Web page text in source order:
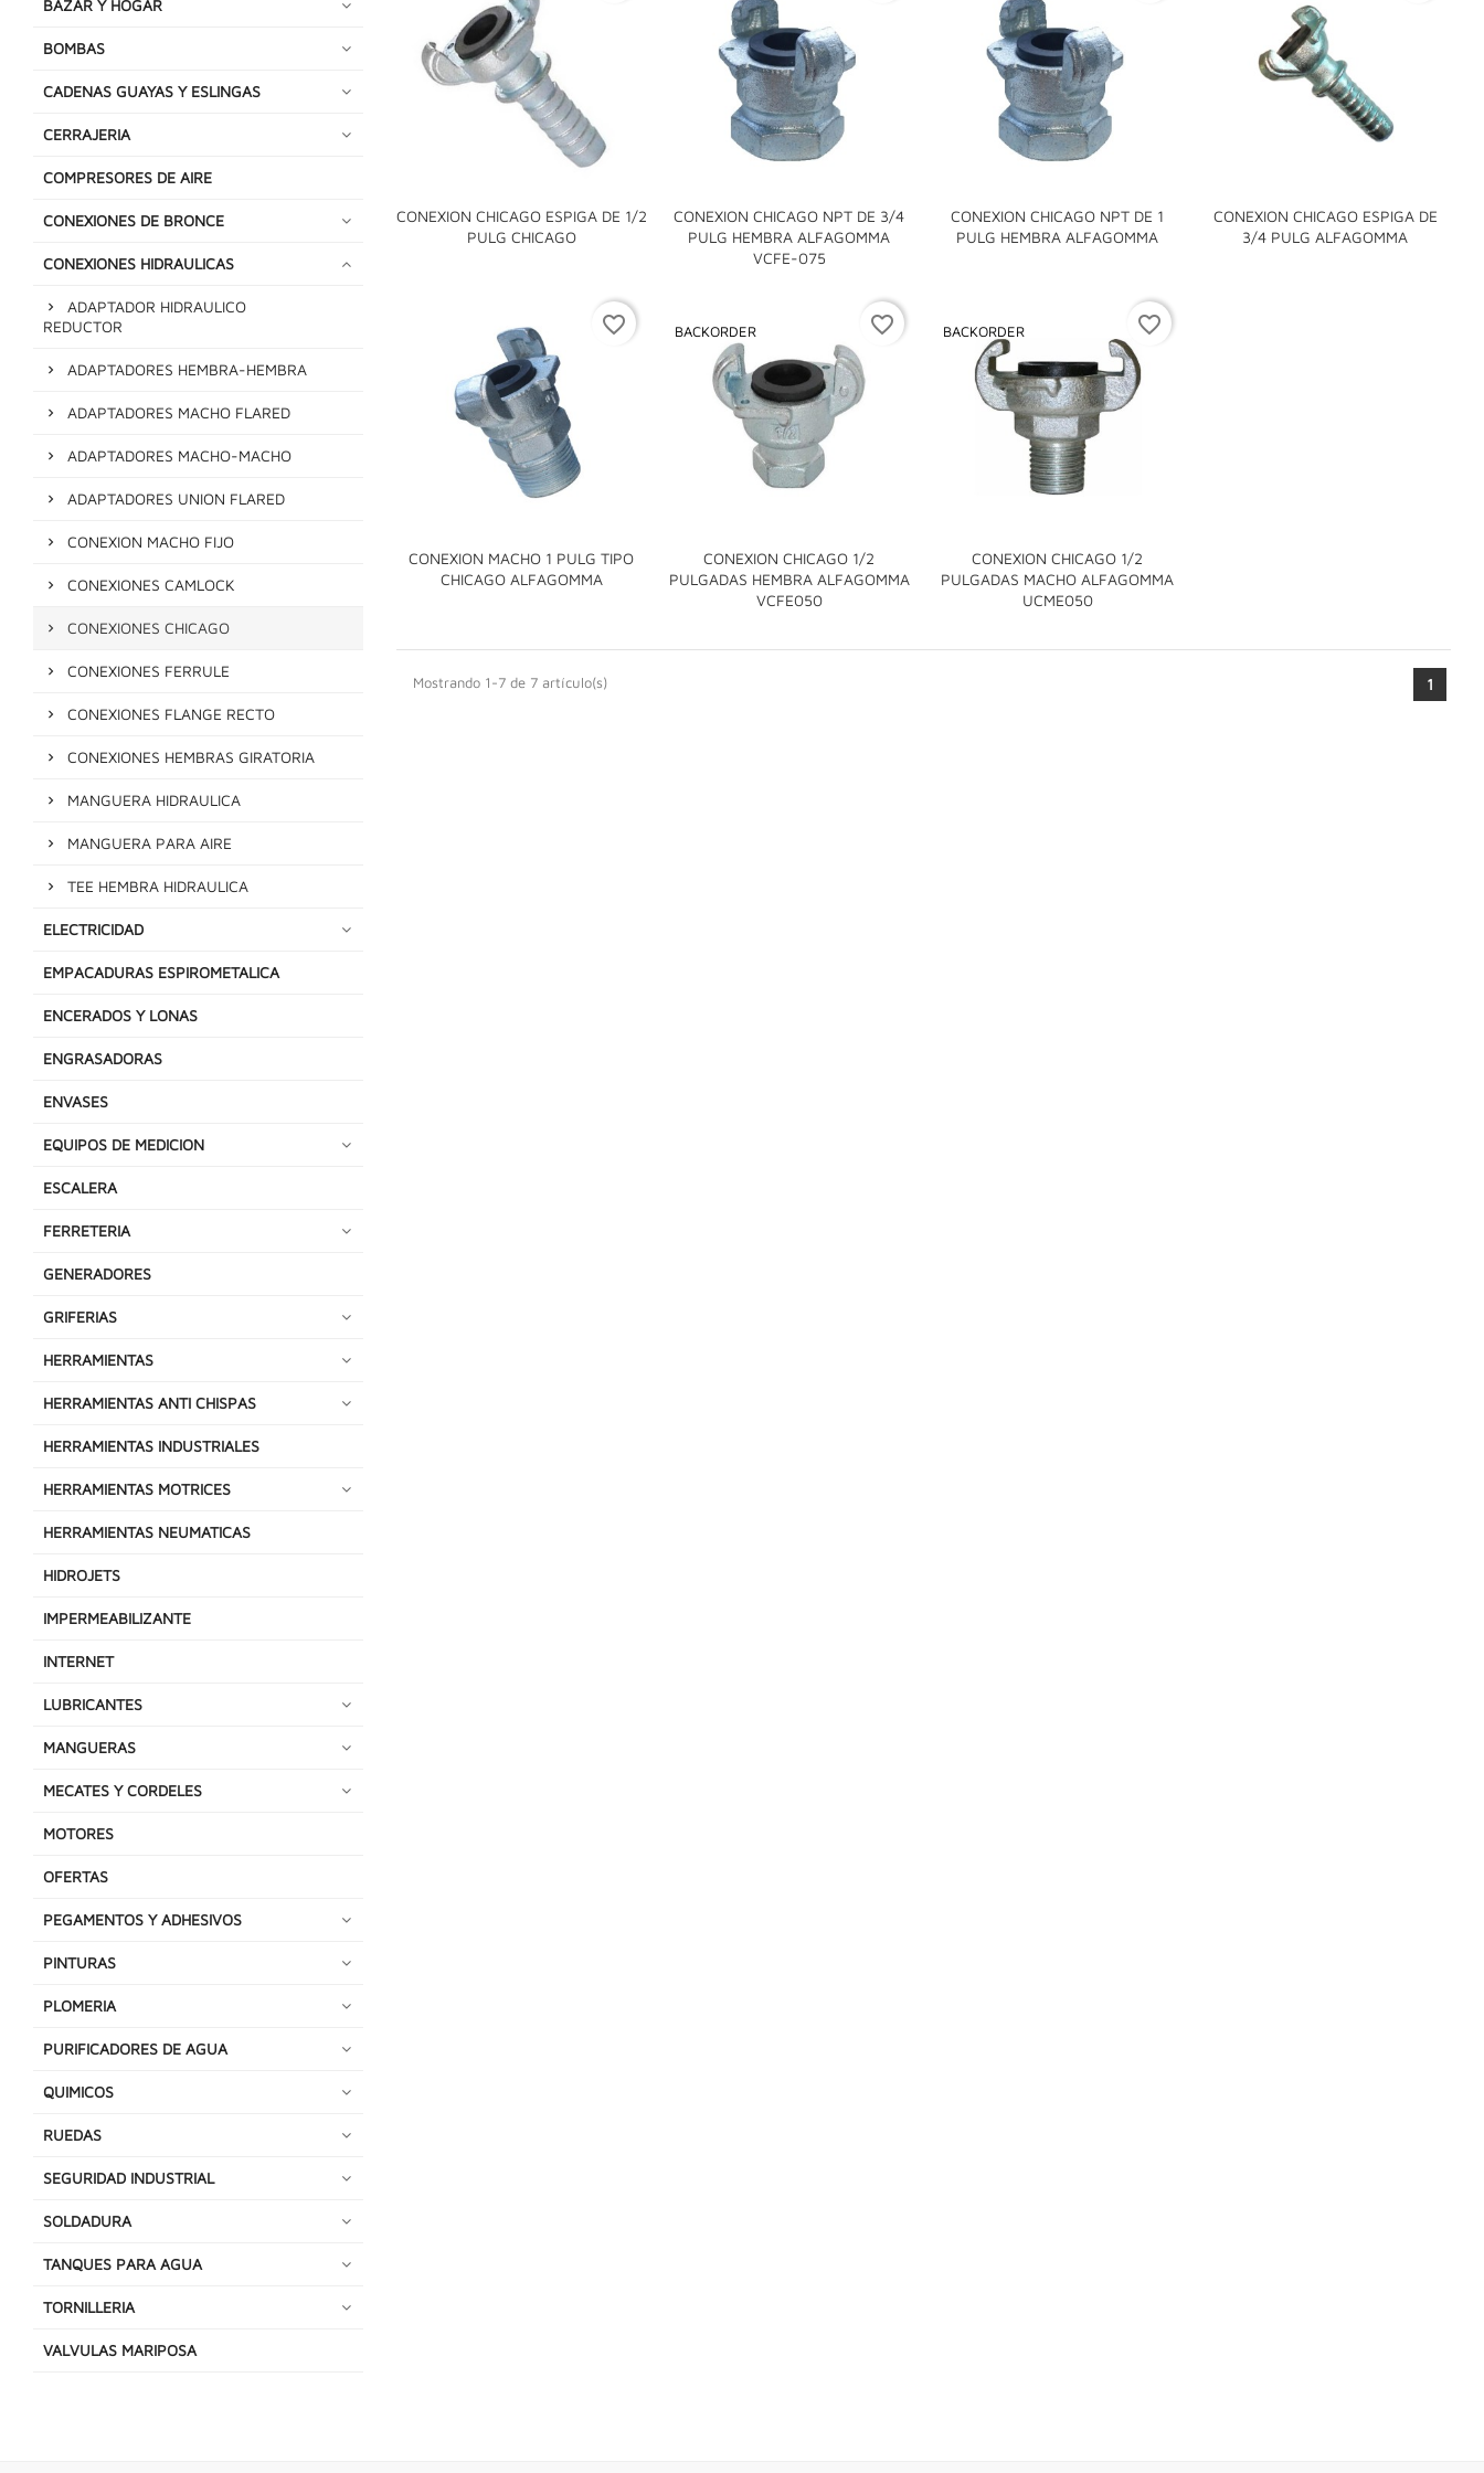
BAZAR Y HOGAR
BOMBAS
CADENAS GUAYAS Y ESLINGAS
CERRAJERIA
COMPRESORES DE AIRE
CONEXIONES DE BRONCE
CONEXIONES HIDRAULICAS
ADAPTADOR HIDRAULICO
REDUCTOR
ADAPTADORES HEMBRA-HEMBRA
ADAPTADORES MACHO FLARED
ADAPTADORES MACHO-MACHO
ADAPTADORES UNION FLARED
CONEXION MACHO FIJO
CONEXIONES CAMLOCK
CONEXIONES CHICAGO
CONEXIONES FERRULE
CONEXIONES FLANGE RECTO
CONEXIONES HEMBRAS GIRATORIA
MANGUERA HIDRAULICA
MANGUERA PARA AIRE
TEE HEMBRA HIDRAULICA
ELECTRICIDAD
EMPACADURAS ESPIROMETALICA
ENCERADOS Y LONAS
ENGRASADORAS
ENVASES
EQUIPOS DE MEDICION
ESCALERA
FERRETERIA
GENERADORES
GRIFERIAS
HERRAMIENTAS
HERRAMIENTAS ANTI CHISPAS
HERRAMIENTAS INDUSTRIALES
HERRAMIENTAS MOTRICES
HERRAMIENTAS NEUMATICAS
HIDROJETS
IMPERMEABILIZANTE
INTERNET
LUBRICANTES
MANGUERAS
MECATES Y CORDELES
MOTORES
OFERTAS
PEGAMENTOS Y ADHESIVOS
PINTURAS
PLOMERIA
PURIFICADORES DE AGUA
QUIMICOS
RUEDAS
SEGURIDAD INDUSTRIAL
SOLDADURA
TANQUES PARA AGUA
TORNILLERIA
VALVULAS MARIPOSA
CONEXION CHICAGO ESPIGA DE 1/2
PULG CHICAGO

CONEXION CHICAGO NPT DE 3/4
PULG HEMBRA ALFAGOMMA
VCFE-075

CONEXION CHICAGO NPT DE 1
PULG HEMBRA ALFAGOMMA

CONEXION CHICAGO ESPIGA DE
3/4 PULG ALFAGOMMA

CONEXION MACHO 1 PULG TIPO
CHICAGO ALFAGOMMA

favorite_border
CONEXION CHICAGO 1/2
PULGADAS HEMBRA ALFAGOMMA
VCFE050
BACKORDER

favorite_border
CONEXION CHICAGO 1/2
PULGADAS MACHO ALFAGOMMA
UCME050
BACKORDER

favorite_border
Mostrando 1-7 de 7 artículo(s) 1